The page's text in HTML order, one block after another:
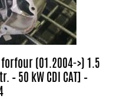
(01.2004->) 1.5
– 50 kW CDI CAT] –